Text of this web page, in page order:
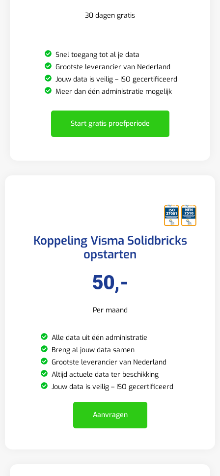
30 dagen gratis
Snel toegang tot al je data
Grootste leverancier van Nederland
Jouw data is veilig – ISO gecertificeerd
Meer dan één administratie mogelijk
Start gratis proefperiode
Koppeling Visma Solidbricks
opstarten
50,-
Per maand
Alle data uit één administratie
Breng al jouw data samen
Grootste leverancier van Nederland
Altijd actuele data ter beschikking
Jouw data is veilig – ISO gecertificeerd
Aanvragen